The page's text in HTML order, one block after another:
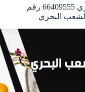
معلم كهربائي الشعب البحري 66409555 رقم
البحري